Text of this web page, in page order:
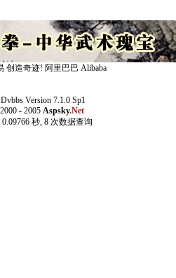
创造奇迹! 阿里巴巴 Alibaba
Dvbbs Version 7.1.0 Sp1
- 2005 Aspsky.Net
秒, 8 次数据查询